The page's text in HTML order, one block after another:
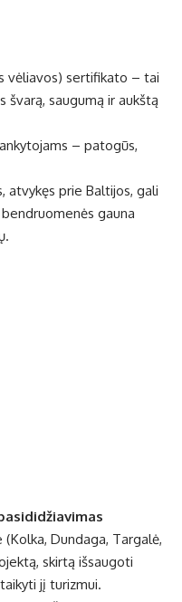
vėliavos) sertifikato – tai
švarą, saugumą ir aukštą
– patogūs,
atvykęs prie Baltijos, gali
gauna
Dundaga, Targalė,
skirtą išsaugoti
jį turizmui.